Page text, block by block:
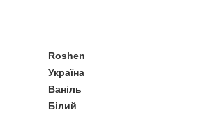
Roshen
Україна
Ваніль
Білий